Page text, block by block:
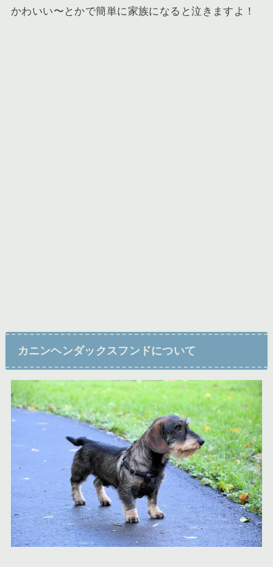
かわいい〜とかで簡単に家族になると泣きますよ！
カニンヘンダックスフンドについて